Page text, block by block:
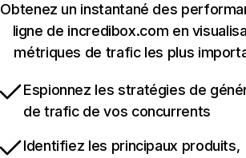
Obtenez un instantané des
ligne de incredibox.com en
métriques de trafic les plus
Espionnez les stratégies de
de trafic de vos concurrents
Identifiez les principaux produits,